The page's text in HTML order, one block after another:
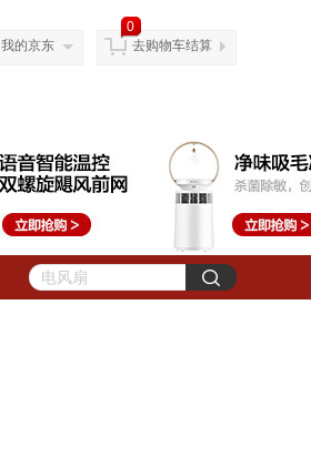
我的京东
0
去购物车结算